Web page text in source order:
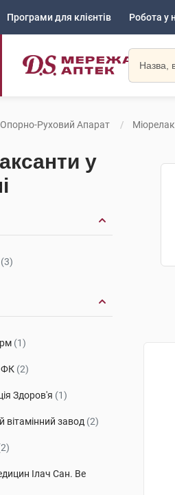
Програми для клієнтів Робота у
Опорно-Руховий Апарат
у
(3)
(1)
ФК (2)
Здоров'я (1)
вітамінний завод (2)
Ілач Сан. Ве